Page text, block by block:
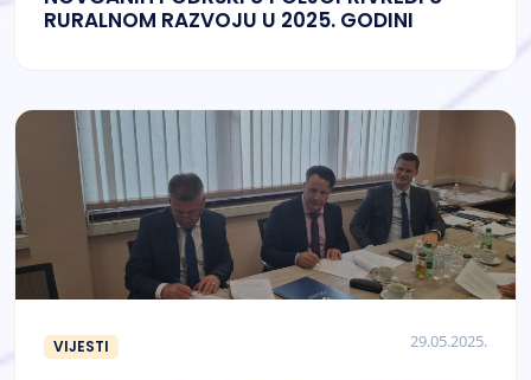
RURALNOM RAZVOJU U 2025. GODINI
VIJESTI 29.05.2025.